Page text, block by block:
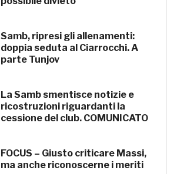
Samb, ripresi gli allenamenti:
doppia seduta al Ciarrocchi. A
parte Tunjov
La Samb smentisce notizie e
ricostruzioni riguardanti la
cessione del club. COMUNICATO
FOCUS – Giusto criticare Massi,
ma anche riconoscerne i meriti